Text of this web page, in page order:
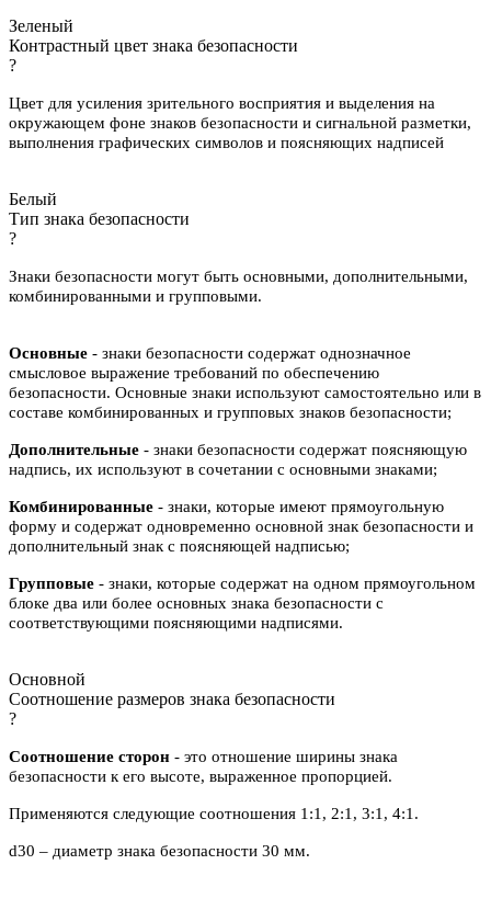
Зеленый
Контрастный цвет знака безопасности
?
Цвет для усиления зрительного восприятия и выделения на
окружающем фоне знаков безопасности и сигнальной разметки,
выполнения графических символов и поясняющих надписей
Белый
Тип знака безопасности
?
Знаки безопасности могут быть основными, дополнительными,
комбинированными и групповыми.
Основные - знаки безопасности содержат однозначное
смысловое выражение требований по обеспечению
безопасности. Основные знаки используют самостоятельно или в
составе комбинированных и групповых знаков безопасности;
Дополнительные - знаки безопасности содержат поясняющую
надпись, их используют в сочетании с основными знаками;
Комбинированные - знаки, которые имеют прямоугольную
форму и содержат одновременно основной знак безопасности и
дополнительный знак с поясняющей надписью;
Групповые - знаки, которые содержат на одном прямоугольном
блоке два или более основных знака безопасности с
соответствующими поясняющими надписями.
Основной
Соотношение размеров знака безопасности
?
Соотношение сторон - это отношение ширины знака
безопасности к его высоте, выраженное пропорцией.
Применяются следующие соотношения 1:1, 2:1, 3:1, 4:1.
d30 – диаметр знака безопасности 30 мм.